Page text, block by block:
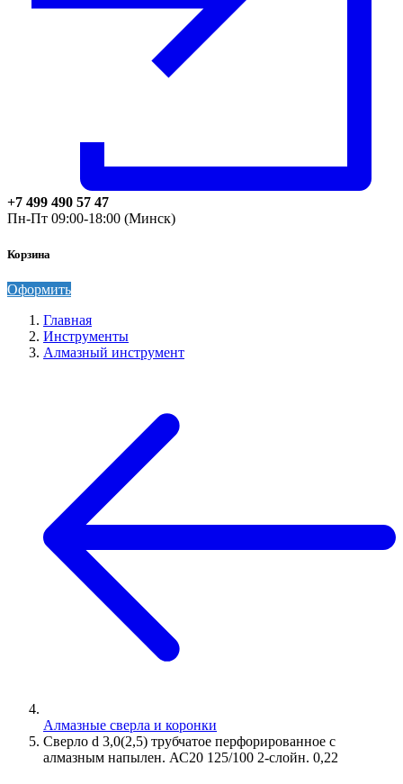
+7 499 490 57 47
Пн-Пт 09:00-18:00 (Минск)
Корзина
Оформить
Главная
Инструменты
Алмазный инструмент
Алмазные сверла и коронки
Сверло d 3,0(2,5) трубчатое перфорированное с
алмазным напылен. АС20 125/100 2-слойн. 0,22